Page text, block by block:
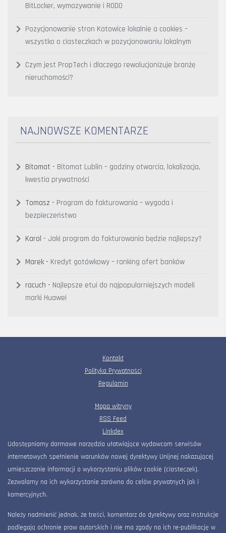
BitLocker, wymazywanie i RODO
Pozycjonowanie stron Katowice lokalnie a cookies –
wszystko o ciasteczkach w pozycjonowaniu lokalnym
Czym jest PropTech i dlaczego rewolucjonizuje branżę
nieruchomości?
NAJNOWSZE KOMENTARZE
Bitomat - Bitomat Lublin – godziny otwarcia, lokalizacja,
kwestia prywatności
Tomasz - Program do fakturowania – wygoda i
bezpieczeństwo
Karol - Jaki program do fakturowania będzie najlepszy?
Marek - Kredyt gotówkowy – ranking ofert banków
racuch - Najlepsze etui do najpopularniejszych modeli
marki Huawei
Kontakt
Polityka Prywatności
Regulamin
Mapa witryny
RSS Feed
Linkdex
Udostępniamy darmowe narzędzia ułatwiające wydawcom serwisów
internetowych spełnienie warunków nowej dyrektywy Unijnej nakazującej
umieszczanie informacji o wykorzystaniu plików cookie (ciasteczek).
Zezwalamy na ich wykorzystanie zarówno do celów prywatnych jak i
komercyjnych.
Należy nadmienić jednak, że treści, komentarz do dyrektywy oraz instrukcje
podlegają ochronie praw autorskich i nie ma zgody na ich re-publikację w